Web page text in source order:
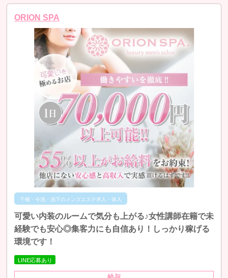
ORION SPA
千種・今池・池下のメンズエステ求人・体入
可愛い内装のルームで気分も上がる♪女性講師在籍で未
経験でも安心◎集客力にも自信あり！しっかり稼げる
環境です！
LINE応募あり